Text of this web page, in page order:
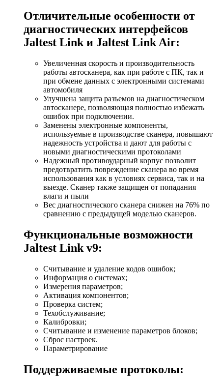
Отличительные особенности от
диагностических интерфейсов
Jaltest Link и Jaltest Link Air:
Увеличенная скорость и производительность
работы автосканера, как при работе с ПК, так и
при обмене данных с электронными системами
автомобиля
Улучшена защита разъемов на диагностическом
автосканере, позволяющая полностью избежать
ошибок при подключении.
Заменены электронные компоненты,
используемые в производстве сканера, повышают
надежность устройства и дают для работы с
новыми диагностическими протоколами
Надежный противоударный корпус позволит
предотвратить повреждение сканера во время
использования как в условиях сервиса, так и на
выезде. Сканер также защищен от попадания
влаги и пыли
Вес диагностического сканера снижен на 76% по
сравнению с предыдущей моделью сканеров.
Функциональные возможности
Jaltest Link v9:
Считывание и удаление кодов ошибок;
Информация о системах;
Измерения параметров;
Активация компонентов;
Проверка систем;
Техобслуживание;
Калибровки;
Считывание и изменение параметров блоков;
Сброс настроек.
Параметрирование
Поддерживаемые протоколы: